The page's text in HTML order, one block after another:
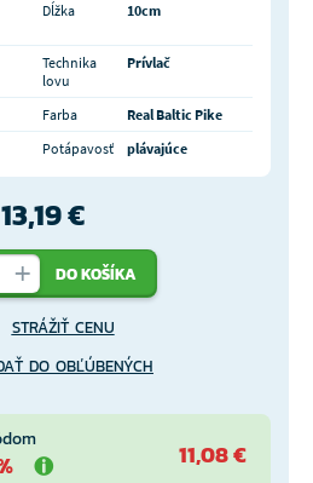
Dĺžka 10cm
Technika
lovu
Prívlač
Farba
Real Baltic Pike
Potápavosť plávajúce
13,19 €
DO KOŠÍKA
STRÁŽIŤ CENU
DO OBĽÚBENÝCH
11,08 €